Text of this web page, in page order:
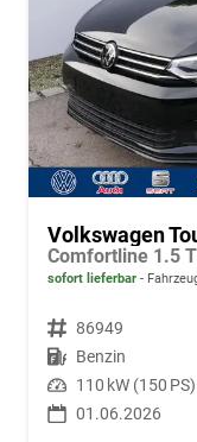
Volkswagen
sofort lieferbar
Fahrzeugnr. 86949
Kraftstoff Benzin
Leistung 110 kW (150 PS)
01.06.2026